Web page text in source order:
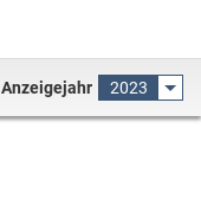
Anzeigejahr 2023